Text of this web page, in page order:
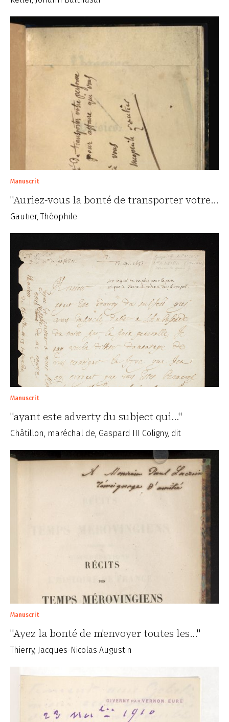
Manuscrit
"Auriez-vous la bonté de transporter votre…
Gautier, Théophile
Manuscrit
"ayant este adverty du subject qui..."
Châtillon, maréchal de, Gaspard III Coligny, dit
Manuscrit
"Ayez la bonté de m'envoyer toutes les..."
Thierry, Jacques-Nicolas Augustin